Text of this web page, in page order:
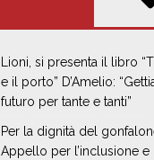
Lioni, si presenta il libro
e il porto” D’Amelio:
futuro per tante e tanti”
Per la dignità del
Appello per l’inclusione